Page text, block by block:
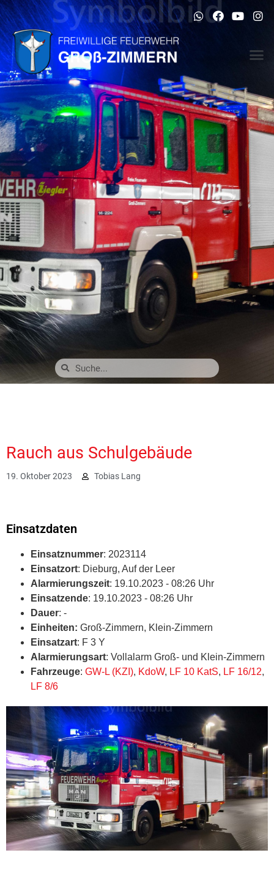
Rauch aus Schulgebäude
19. Oktober 2023 Tobias Lang
Einsatzdaten
Einsatznummer: 2023114
Einsatzort: Dieburg, Auf der Leer
Alarmierungszeit: 19.10.2023 - 08:26 Uhr
Einsatzende: 19.10.2023 - 08:26 Uhr
Dauer: -
Einheiten: Groß-Zimmern, Klein-Zimmern
Einsatzart: F 3 Y
Alarmierungsart: Vollalarm Groß- und Klein-Zimmern
Fahrzeuge: GW-L (KZI), KdoW, LF 10 KatS, LF 16/12,
LF 8/6